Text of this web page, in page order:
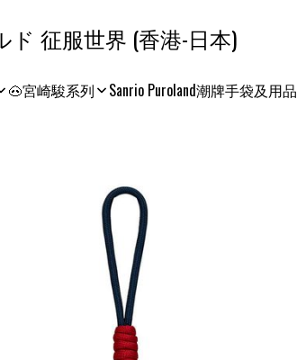
コンクエスト ワールド 征服世界 (香港-日本)
🐽宮崎駿系列 Sanrio Puroland潮牌手袋及用品